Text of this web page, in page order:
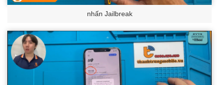
nhấn Jailbreak